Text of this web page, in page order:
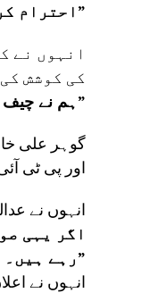
احترام کرتے رہے ہیں۔”
انہوں نے
کی کوشش
“ہم نے چیف جسٹس سے بھی یہ بات صاف کہی ہے کہ انصاف ہونا چاہیے۔”
گوہر علی
اور پی ٹی
انہوں نے
رہے ہیں۔”
انہوں نے